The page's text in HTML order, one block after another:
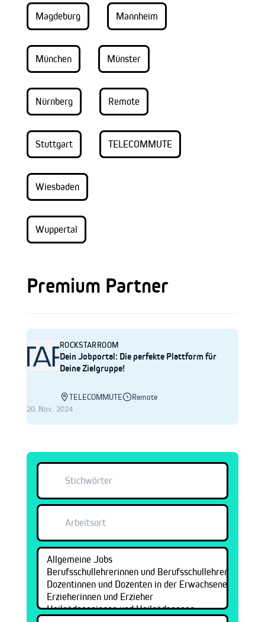
Magdeburg Mannheim
München Münster
Nürnberg Remote
Stuttgart TELECOMMUTE
Wiesbaden
Wuppertal
Premium Partner
ROCKSTARROOM
Dein Jobportal: Die perfekte Plattform für
Deine Zielgruppe!
TELECOMMUTE
Remote
20. Nov.. 2024